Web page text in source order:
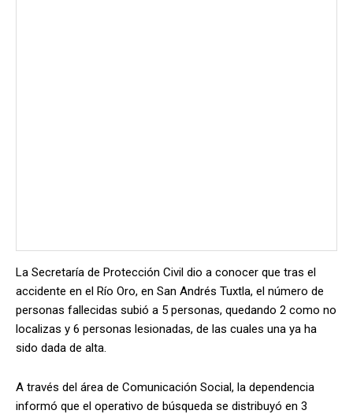
La Secretaría de Protección Civil dio a conocer que tras el
accidente en el Río Oro, en San Andrés Tuxtla, el número de
personas fallecidas subió a 5 personas, quedando 2 como no
localizas y 6 personas lesionadas, de las cuales una ya ha
sido dada de alta.
A través del área de Comunicación Social, la dependencia
informó que el operativo de búsqueda se distribuyó en 3